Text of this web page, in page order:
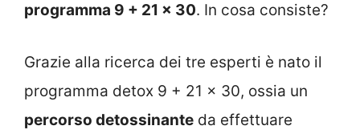
programma 9 + 21 x 30. In cosa consiste?
Grazie alla ricerca dei tre esperti è nato il
programma detox 9 + 21 x 30, ossia un
percorso detossinante da effettuare